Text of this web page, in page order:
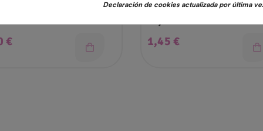
€
Gafas Plástico Neon Brillan
Bajo La Luz UV
Precio
1,45 €
Declaración de cookies actualizada por última